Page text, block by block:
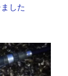
した